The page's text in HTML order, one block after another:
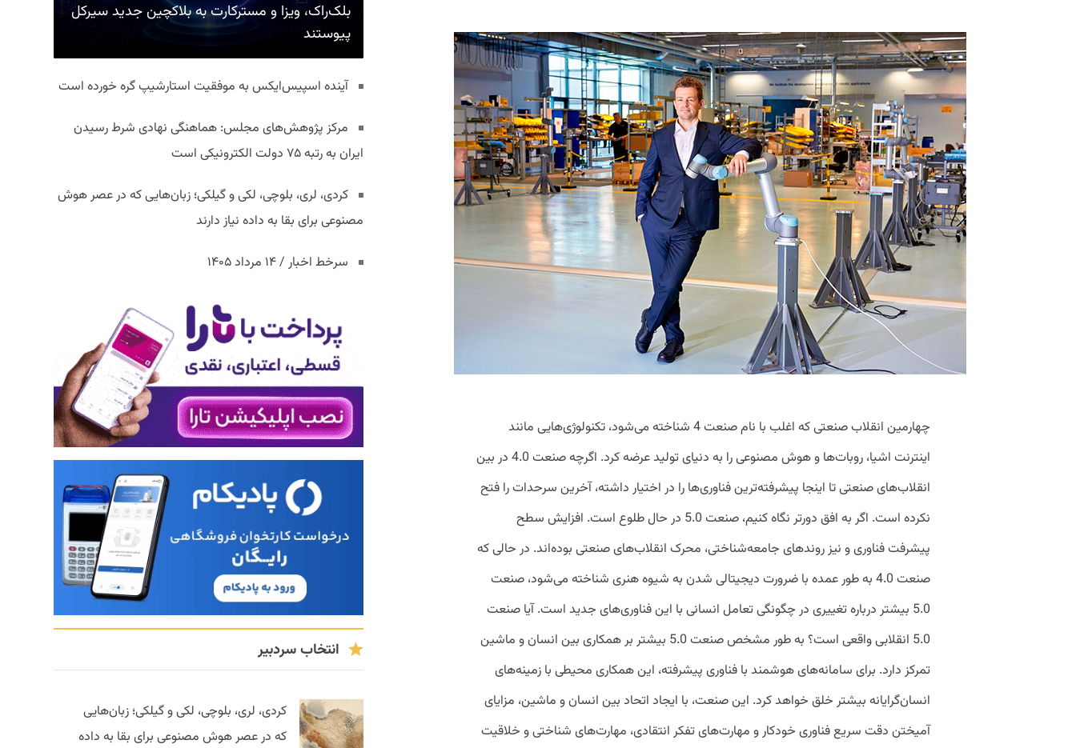
چهارمین انقلاب صنعتی که اغلب با نام صنعت 4 شناخته می‌شود، تکنولوژی‌هایی مانند
اینترنت اشیا، روبات‌ها و هوش مصنوعی را به دنیای تولید عرضه کرد. اگرچه صنعت 4.0 در بین
انقلاب‌های صنعتی تا اینجا پیشرفته‌ترین فناوری‌ها را در اختیار داشته، آخرین سرحدات را فتح
نکرده است. اگر به افق دورتر نگاه کنیم، صنعت 5.0 در حال طلوع است. افزایش سطح
پیشرفت فناوری و نیز روندهای جامعه‌شناختی، محرک انقلاب‌های صنعتی بوده‌اند. در حالی که
صنعت 4.0 به طور عمده با ضرورت دیجیتالی شدن به شیوه هنری شناخته می‌شود، صنعت
5.0 بیشتر درباره تغییری در چگونگی تعامل انسانی با این فناوری‌های جدید است. آیا صنعت
5.0 انقلابی واقعی است؟ به طور مشخص صنعت 5.0 بیشتر بر همکاری بین انسان و ماشین
تمرکز دارد. برای سامانه‌های هوشمند با فناوری پیشرفته، این همکاری محیطی با زمینه‌های
انسان‌گرایانه بیشتر خلق خواهد کرد. این صنعت، با ایجاد اتحاد بین انسان و ماشین، مزایای
آمیختن دقت سریع فناوری خودکار و مهارت‌های تفکر انتقادی، مهارت‌های شناختی و خلاقیت
بلک‌راک، ویزا و مسترکارت به بلاکچین جدید سیرکل
پیوستند
آینده اسپیس‌ایکس به موفقیت استارشیپ گره خورده است
مرکز پژوهش‌های مجلس: هماهنگی نهادی شرط رسیدن
ایران به رتبه ۷۵ دولت الکترونیکی است
کردی، لری، بلوچی، لکی و گیلکی؛ زبان‌هایی که در عصر هوش
مصنوعی برای بقا به داده نیاز دارند
سرخط اخبار / ۱۴ مرداد ۱۴۰۵
انتخاب سردبیر
کردی، لری، بلوچی، لکی و گیلکی؛ زبان‌هایی
که در عصر هوش مصنوعی برای بقا به داده